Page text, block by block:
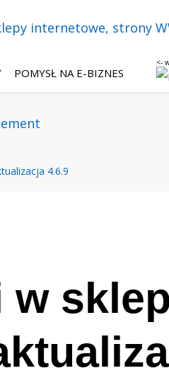
–
stronach WWW,
POMYSŁ NA E-BIZNES
4.6.9
w